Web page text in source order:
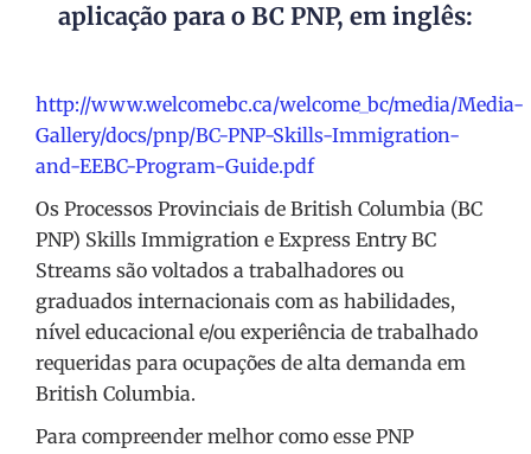
aplicação para o BC PNP, em inglês:
http://www.welcomebc.ca/welcome_bc/media/Media-
Gallery/docs/pnp/BC-PNP-Skills-Immigration-
and-EEBC-Program-Guide.pdf
Os Processos Provinciais de British Columbia (BC
PNP) Skills Immigration e Express Entry BC
Streams são voltados a trabalhadores ou
graduados internacionais com as habilidades,
nível educacional e/ou experiência de trabalhado
requeridas para ocupações de alta demanda em
British Columbia.
Para compreender melhor como esse PNP